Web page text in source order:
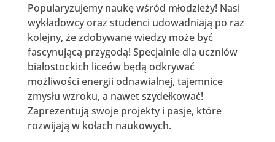
Popularyzujemy naukę wśród młodzieży! Nasi
wykładowcy oraz studenci udowadniają po raz
kolejny, że zdobywane wiedzy może być
fascynującą przygodą! Specjalnie dla uczniów
białostockich liceów będą odkrywać
możliwości energii odnawialnej, tajemnice
zmysłu wzroku, a nawet szydełkować!
Zaprezentują swoje projekty i pasje, które
rozwijają w kołach naukowych.